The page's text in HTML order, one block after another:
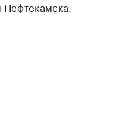
Нефтекамска.